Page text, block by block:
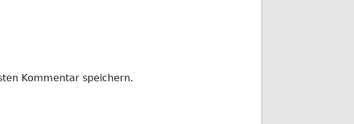
Kommentar speichern.